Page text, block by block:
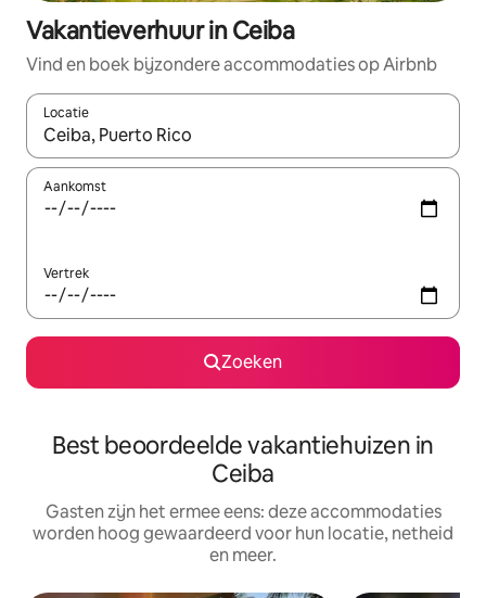
Vakantieverhuur in Ceiba
Vind en boek bijzondere accommodaties op Airbnb
Locatie
Wanneer er suggesties beschikbaar zijn, maak je een keuze
Aankomst
Vertrek
Zoeken
Best beoordeelde vakantiehuizen in
Ceiba
Gasten zijn het ermee eens: deze accommodaties
worden hoog gewaardeerd voor hun locatie, netheid
en meer.